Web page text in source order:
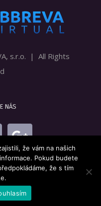
s.r.o. | All Rights
NÁS
že vám na našich
Pokud budete
že s tím